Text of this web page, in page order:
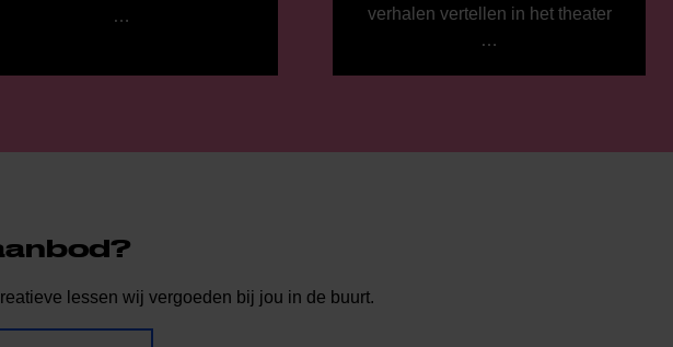
…
verhalen vertellen in het theater
…
lessen wij vergoeden bij jou in de buurt.